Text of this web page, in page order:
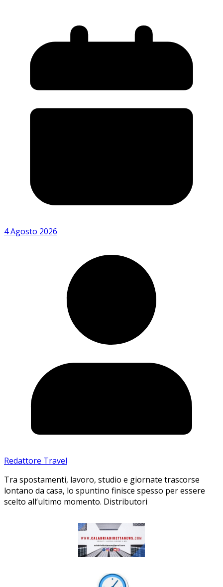
4 Agosto 2026
Redattore Travel
Tra spostamenti, lavoro, studio e giornate trascorse
lontano da casa, lo spuntino finisce spesso per essere
scelto all’ultimo momento. Distributori